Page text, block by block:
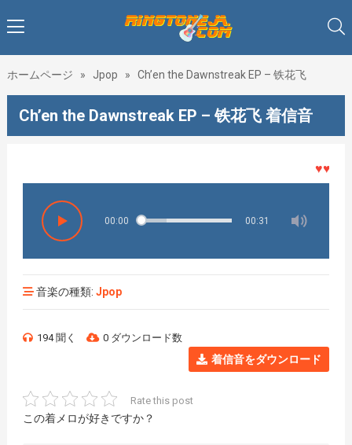
ホームページ » Jpop » Ch’en the Dawnstreak EP – 铁花飞
Ch’en the Dawnstreak EP – 铁花飞 着信音
♥♥♥着メ
00:00 00:31
音楽の種類: Jpop
194 聞く 0 ダウンロード数
着信音をダウンロード
Rate this post
この着メロが好きですか？